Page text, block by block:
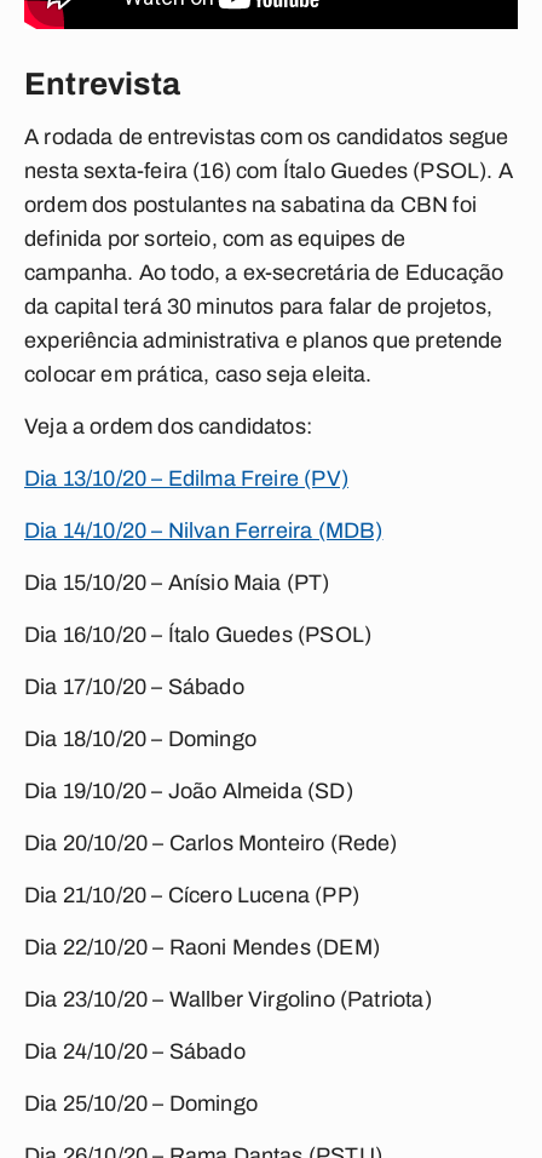
Entrevista
A rodada de entrevistas com os candidatos segue
nesta sexta-feira (16) com Ítalo Guedes (PSOL). A
ordem dos postulantes na sabatina da CBN foi
definida por sorteio, com as equipes de
campanha. Ao todo, a ex-secretária de Educação
da capital terá 30 minutos para falar de projetos,
experiência administrativa e planos que pretende
colocar em prática, caso seja eleita.
Veja a ordem dos candidatos:
Dia 13/10/20 – Edilma Freire (PV)
Dia 14/10/20 – Nilvan Ferreira (MDB)
Dia 15/10/20 – Anísio Maia (PT)
Dia 16/10/20 – Ítalo Guedes (PSOL)
Dia 17/10/20 – Sábado
Dia 18/10/20 – Domingo
Dia 19/10/20 – João Almeida (SD)
Dia 20/10/20 – Carlos Monteiro (Rede)
Dia 21/10/20 – Cícero Lucena (PP)
Dia 22/10/20 – Raoni Mendes (DEM)
Dia 23/10/20 – Wallber Virgolino (Patriota)
Dia 24/10/20 – Sábado
Dia 25/10/20 – Domingo